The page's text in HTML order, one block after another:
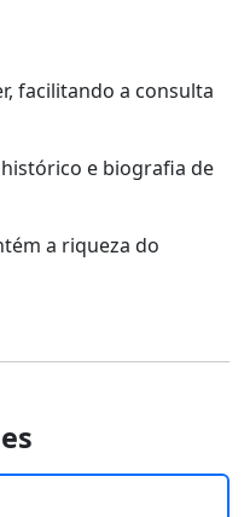
facilitando a consulta
e biografia de
a riqueza do